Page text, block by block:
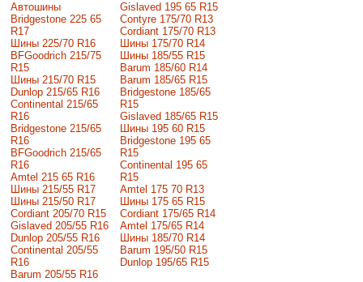
Автошины
Bridgestone 225 65
R17
Шины 225/70 R16
BFGoodrich 215/75
R15
Шины 215/70 R15
Dunlop 215/65 R16
Continental 215/65
R16
Bridgestone 215/65
R16
BFGoodrich 215/65
R16
Amtel 215 65 R16
Шины 215/55 R17
Шины 215/50 R17
Сordiant 205/70 R15
Gislaved 205/55 R16
Dunlop 205/55 R16
Continental 205/55
R16
Barum 205/55 R16
Gislaved 195 65 R15
Contyre 175/70 R13
Cordiant 175/70 R13
Шины 175/70 R14
Шины 185/55 R15
Barum 185/60 R14
Barum 185/65 R15
Bridgestone 185/65
R15
Gislaved 185/65 R15
Шины 195 60 R15
Bridgestone 195 65
R15
Continental 195 65
R15
Amtel 175 70 R13
Шины 175 65 R15
Cordiant 175/65 R14
Amtel 175/65 R14
Шины 185/70 R14
Barum 195/50 R15
Dunlop 195/65 R15